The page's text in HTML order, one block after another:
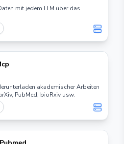
mit jedem LLM über das
akademischer Arbeiten
PubMed, bioRxiv usw.